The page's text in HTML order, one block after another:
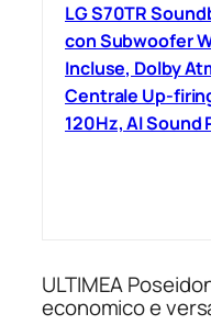
LG S70TR
con Subwoofer
Incluse, Dolby
Centrale Up-
120Hz, AI Sound
ULTIMEA
economico e